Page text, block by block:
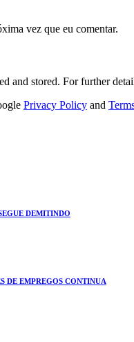
vez que eu comentar.
and stored. For further
Privacy Policy and
DEMITINDO
DE EMPREGOS CONTINUA